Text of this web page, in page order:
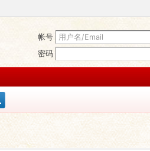
帐号
密码